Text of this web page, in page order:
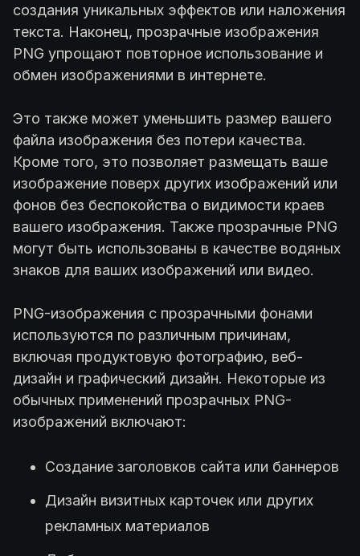
создания уникальных эффектов или наложения
текста. Наконец, прозрачные изображения
PNG упрощают повторное использование и
обмен изображениями в интернете.
Это также может уменьшить размер вашего
файла изображения без потери качества.
Кроме того, это позволяет размещать ваше
изображение поверх других изображений или
фонов без беспокойства о видимости краев
вашего изображения. Также прозрачные PNG
могут быть использованы в качестве водяных
знаков для ваших изображений или видео.
PNG-изображения с прозрачными фонами
используются по различным причинам,
включая продуктовую фотографию, веб-
дизайн и графический дизайн. Некоторые из
обычных применений прозрачных PNG-
изображений включают:
Создание заголовков сайта или баннеров
Дизайн визитных карточек или других
рекламных материалов